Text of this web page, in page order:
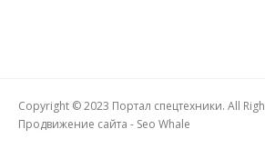
Copyright © 2023 Портал спецтехники. All
Продвижение сайта - Seo Whale